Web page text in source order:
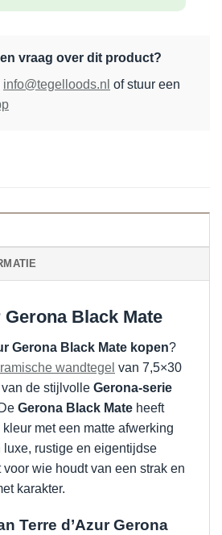
vraag over dit product?
info@tegelloods.nl of stuur een
Gerona Black Mate
Gerona Black Mate kopen?
wandtegel van 7,5×30
de stijlvolle Gerona-serie
Gerona Black Mate heeft
met een matte afwerking
luxe, rustige en eigentijdse
wie houdt van een strak en
karakter.
Terre d’Azur Gerona